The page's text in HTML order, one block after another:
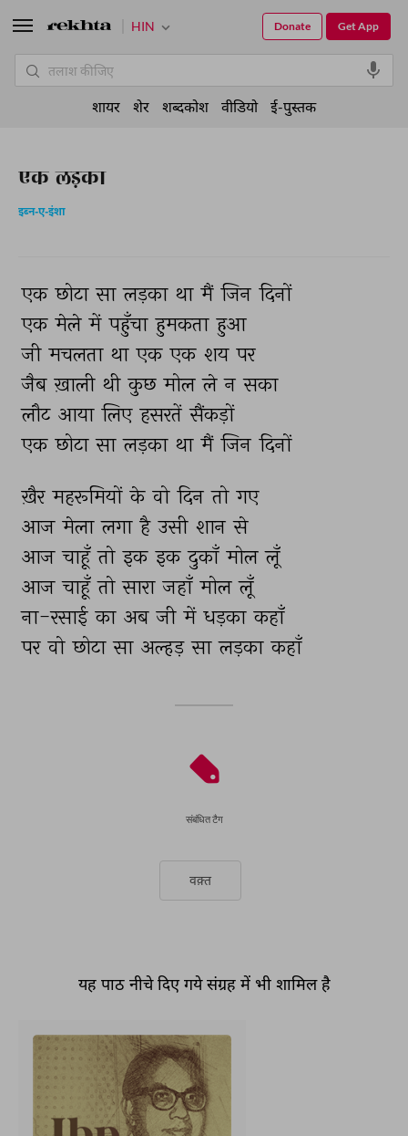
एक लड़का
इब्न-ए-इंशा
एक छोटा सा लड़का था मैं जिन दिनों
एक मेले में पहुँचा हुमकता हुआ
जी मचलता था एक एक शय पर
जैब ख़ाली थी कुछ मोल ले न सका
लौट आया लिए हसरतें सैंकड़ों
एक छोटा सा लड़का था मैं जिन दिनों
ख़ैर महरूमियों के वो दिन तो गए
आज मेला लगा है उसी शान से
आज चाहूँ तो इक इक दुकाँ मोल लूँ
आज चाहूँ तो सारा जहाँ मोल लूँ
ना-रसाई का अब जी में धड़का कहाँ
पर वो छोटा सा अल्हड़ सा लड़का कहाँ
संबंधित टैग
वक़्त
यह पाठ नीचे दिए गये संग्रह में भी शामिल है
HIN Get App
Donate
शायर शेर शब्दकोश वीडियो ई-पुस्तक